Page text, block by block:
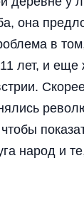
она
в
лет, и еще
народ и